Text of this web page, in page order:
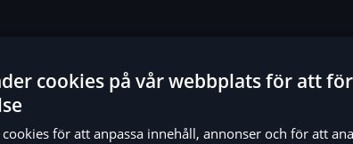
cookies på vår webbplats för att
för att anpassa innehåll, annonser och för att